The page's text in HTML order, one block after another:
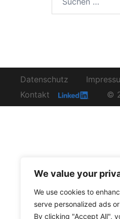
We value your
We use cookies to
serve personalized ads
By clicking "Accept All",
nach:
Datenschutz
Kontakt
©